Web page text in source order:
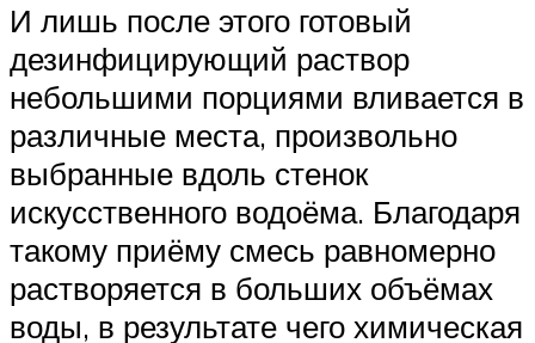
И лишь после этого готовый
дезинфицирующий раствор
небольшими порциями вливается в
различные места, произвольно
выбранные вдоль стенок
искусственного водоёма. Благодаря
такому приёму смесь равномерно
растворяется в больших объёмах
воды, в результате чего химическая